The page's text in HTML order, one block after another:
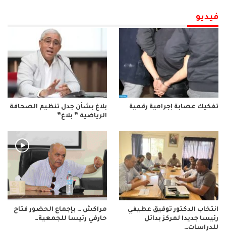
فيديو
تفكيك عصابة إجرامية رقمية
بلاغ بشأن جدل تنظيم الصحافة
الرياضية ” بلاغ”
انتخاب الدكتور توفيق عطيفي
رئيسا جديدا لمركز بدائل
للدراسات…
مراكش … بإجماع الحضور فتاح
حارفي رئيسا للجمعية…